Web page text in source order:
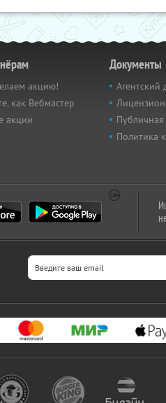
акцию!
как Вебмастер
акции
Документы
Агентский
Политика